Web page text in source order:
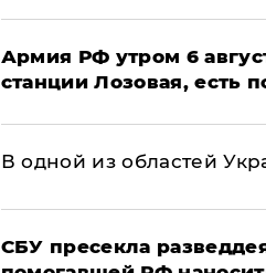
Армия РФ утром 6
станции Лозовая, есть
В одной из областей
СБУ пресекла